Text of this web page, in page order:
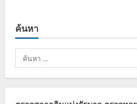
สิทธิ
ลูกจ้าง
ลา
120
ค้นหา
ค้นหา
สำหรับ: